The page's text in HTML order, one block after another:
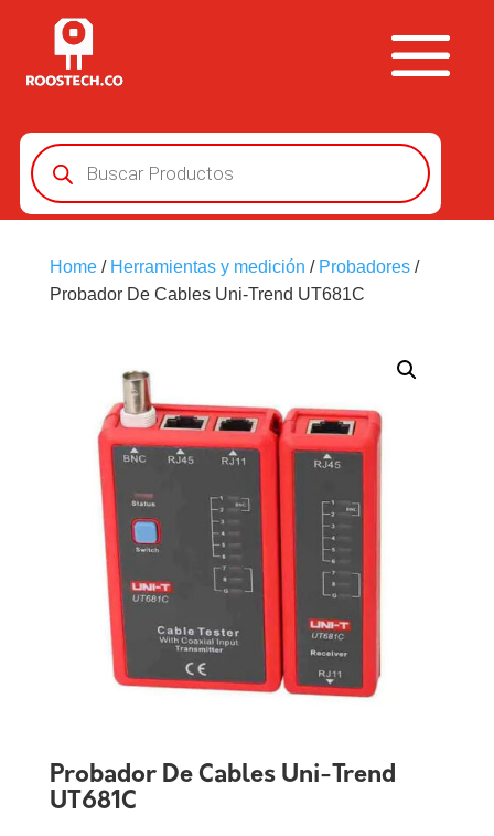
Búsqueda
de
productos
Home/ Herramientas y medición / Probadores/
Probador De Cables Uni-Trend UT681C
Probador De Cables Uni-Trend
UT681C